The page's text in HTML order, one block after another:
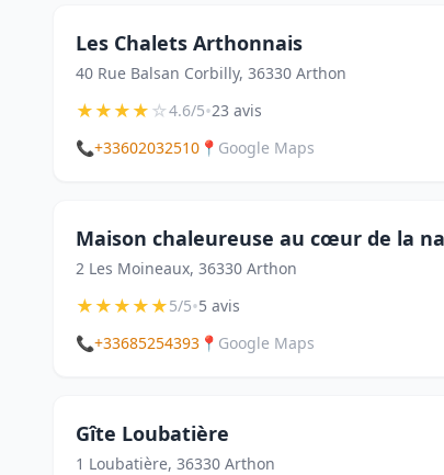
Les Chalets Arthonnais
40 Rue Balsan Corbilly, 36330 Arthon
★★★★☆4.6/5•23 avis
📞+33602032510 📍 Google Maps
Maison chaleureuse au cœur de la
2 Les Moineaux, 36330 Arthon
★★★★★5/5•5 avis
📞+33685254393 📍 Google Maps
Gîte Loubatière
1 Loubatière, 36330 Arthon